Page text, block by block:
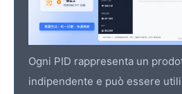
Ogni PID rappresenta un
indipendente e può essere